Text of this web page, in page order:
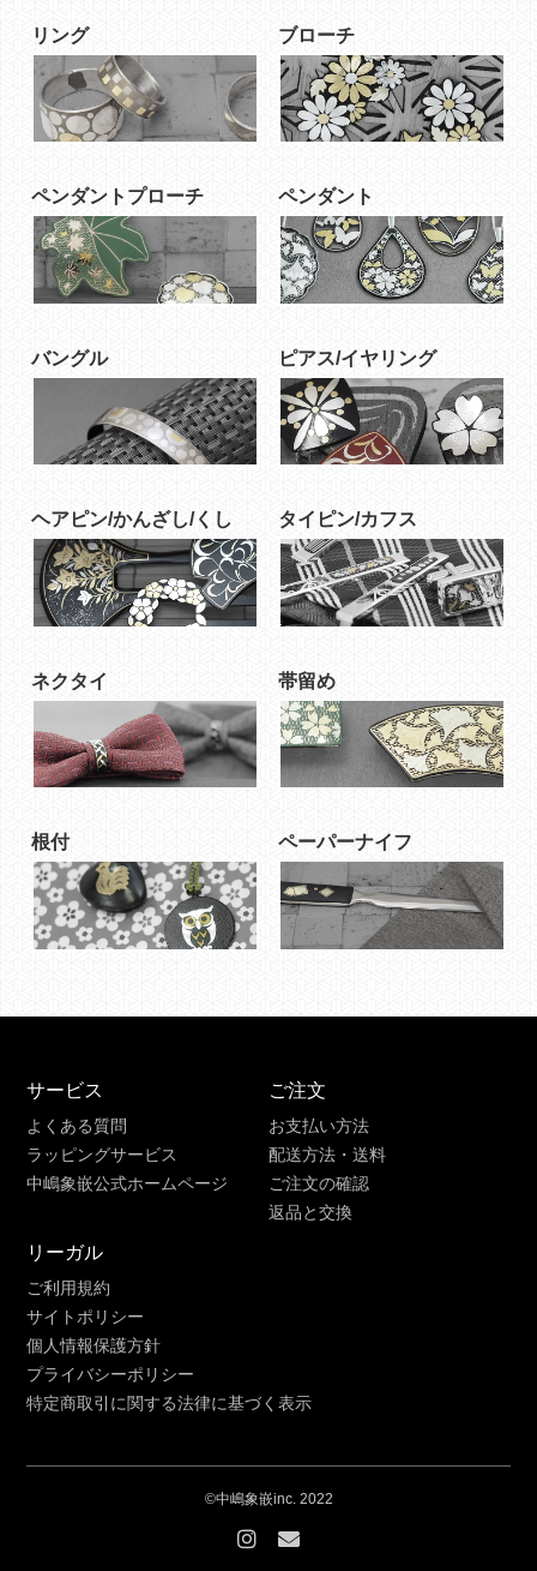
リング ブローチ
ペンダントプローチ ペンダント
バングル ピアス/イヤリング
ヘアピン/かんざし/くし タイピン/カフス
ネクタイ 帯留め
根付 ペーパーナイフ
サービス
よくある質問
ラッピングサービス
中嶋象嵌公式ホームページ
ご注文
お支払い方法
配送方法・送料
ご注文の確認
返品と交換
リーガル
ご利用規約
サイトポリシー
個人情報保護方針
プライバシーポリシー
特定商取引に関する法律に基づく表示
©中嶋象嵌inc. 2022